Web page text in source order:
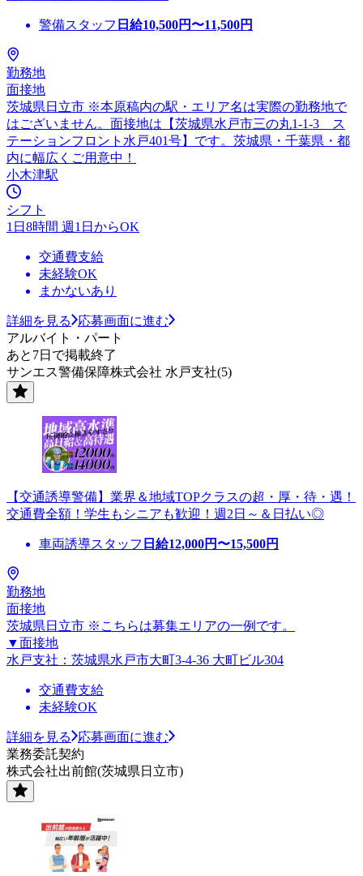
警備スタッフ 日給10,500円〜11,500円
勤務地
面接地
茨城県日立市 ※本原稿内の駅・エリア名は実際の勤務地で
はございません。面接地は【茨城県水戸市三の丸1-1-3 ス
テーションフロント水戸401号】です。茨城県・千葉県・都
内に幅広くご用意中！
小木津駅
シフト
1日8時間 週1日からOK
交通費支給
未経験OK
まかないあり
詳細を見る
応募画面に進む
アルバイト・パート
あと7日で掲載終了
サンエス警備保障株式会社 水戸支社(5)
【交通誘導警備】業界＆地域TOPクラスの超・厚・待・遇！
交通費全額！学生もシニアも歓迎！週2日～＆日払い◎
車両誘導スタッフ 日給12,000円〜15,500円
勤務地
面接地
茨城県日立市 ※こちらは募集エリアの一例です。
▼面接地
水戸支社：茨城県水戸市大町3-4-36 大町ビル304
交通費支給
未経験OK
詳細を見る
応募画面に進む
業務委託契約
株式会社出前館(茨城県日立市)